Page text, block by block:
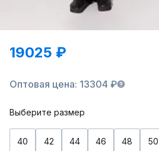
19025 ₽
Оптовая цена: 13304 ₽
Выберите размер
40 42 44 46 48 50